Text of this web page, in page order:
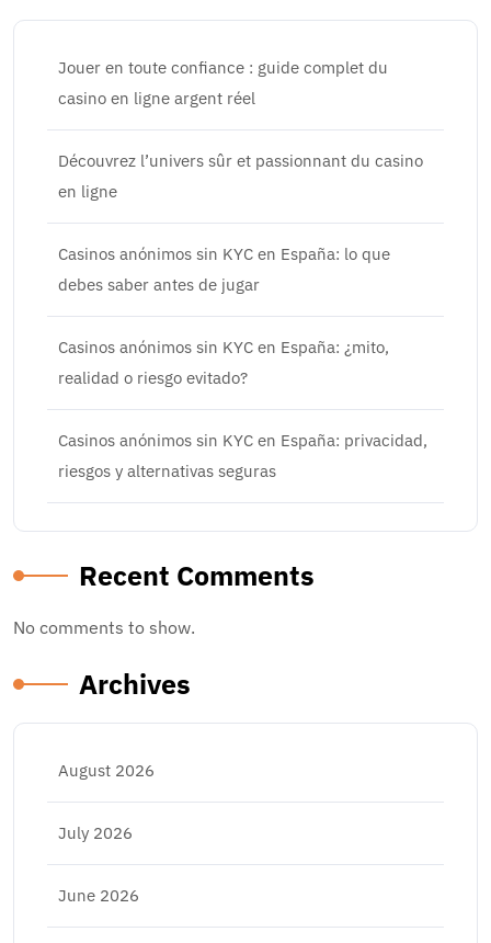
Jouer en toute confiance : guide complet du
casino en ligne argent réel
Découvrez l’univers sûr et passionnant du casino
en ligne
Casinos anónimos sin KYC en España: lo que
debes saber antes de jugar
Casinos anónimos sin KYC en España: ¿mito,
realidad o riesgo evitado?
Casinos anónimos sin KYC en España: privacidad,
riesgos y alternativas seguras
Recent Comments
No comments to show.
Archives
August 2026
July 2026
June 2026